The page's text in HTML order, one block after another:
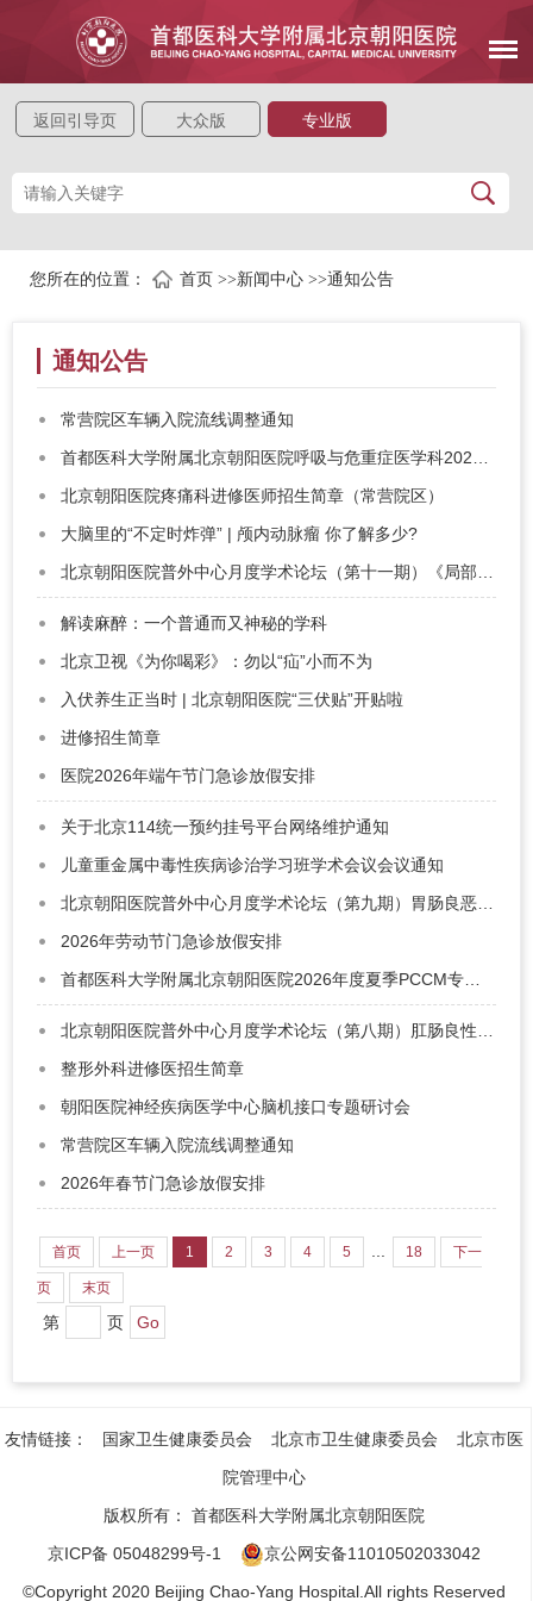
返回引导页 大众版 专业版
您所在的位置： 首页 >>新闻中心 >>通知公告
通知公告
常营院区车辆入院流线调整通知
北京朝阳医院疼痛科进修医师招生简章（常营院区）
大脑里的“不定时炸弹” | 颅内动脉瘤 你了解多少?
解读麻醉：一个普通而又神秘的学科
北京卫视《为你喝彩》：勿以“疝”小而不为
入伏养生正当时 | 北京朝阳医院“三伏贴”开贴啦
进修招生简章
医院2026年端午节门急诊放假安排
关于北京114统一预约挂号平台网络维护通知
儿童重金属中毒性疾病诊治学习班学术会议会议通知
2026年劳动节门急诊放假安排
整形外科进修医招生简章
朝阳医院神经疾病医学中心脑机接口专题研讨会
常营院区车辆入院流线调整通知​
2026年春节门急诊放假安排
首页 上一页 1 2 3 4 5 18 下一
页 末页
第 页
友情链接： 国家卫生健康委员会 北京市卫生健康委员会
北京市医
院管理中心
版权所有： 首都医科大学附属北京朝阳医院
京ICP备 05048299号-1
京公网安备11010502033042
©Copyright 2020 Beijing Chao-Yang Hospital.All rights Reserved